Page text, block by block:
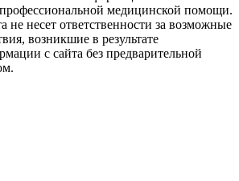
профессиональной медицинской помощи.
не несет ответственности за возможные
возникшие в результате
с сайта без предварительной